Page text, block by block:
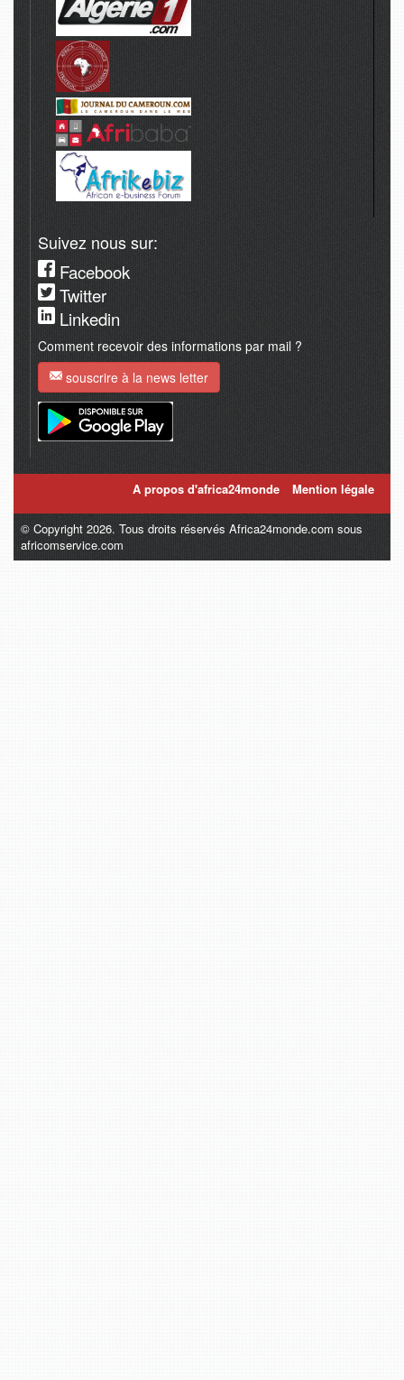
Suivez nous sur:
Facebook
Twitter
Linkedin
Comment recevoir des informations par mail ?
souscrire à la news letter
A propos d'africa24monde Mention légale
© Copyright 2026. Tous droits réservés Africa24monde.com sous
africomservice.com